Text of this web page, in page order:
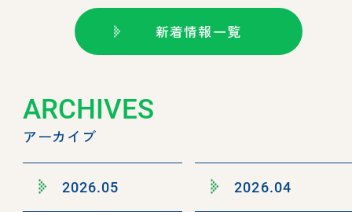
新着情報一覧
ARCHIVES
アーカイブ
2026.05 2026.04